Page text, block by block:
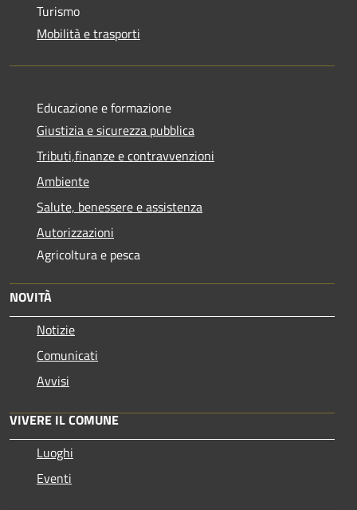
Turismo
Mobilità e trasporti
Educazione e formazione
Giustizia e sicurezza pubblica
Tributi,finanze e contravvenzioni
Ambiente
Salute, benessere e assistenza
Autorizzazioni
Agricoltura e pesca
NOVITÀ
Notizie
Comunicati
Avvisi
VIVERE IL COMUNE
Luoghi
Eventi